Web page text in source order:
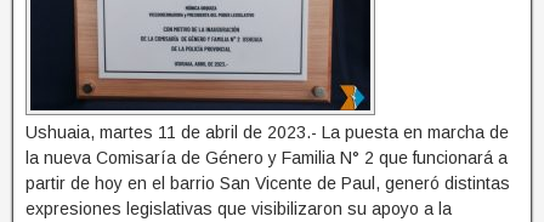
Ushuaia, martes 11 de abril de 2023.- La puesta en marcha de
la nueva Comisaría de Género y Familia N° 2 que funcionará a
partir de hoy en el barrio San Vicente de Paul, generó distintas
expresiones legislativas que visibilizaron su apoyo a la